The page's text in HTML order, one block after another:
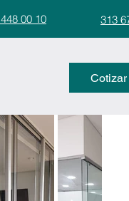
00 10 313
Cotizar